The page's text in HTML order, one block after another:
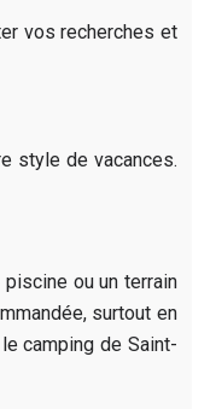
vos recherches et
style de vacances.
ou un terrain
surtout en
camping de Saint-